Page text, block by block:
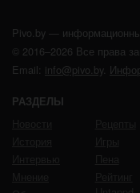
Pivo.by —
© 2016–2026 Все права
Email: info@pivo.by.
РАЗДЕЛЫ